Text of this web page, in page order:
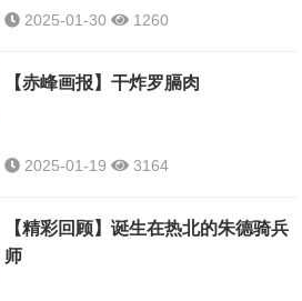
2025-01-30 1260
【赤峰画报】干炸罗膈肉
2025-01-19 3164
【精彩回顾】诞生在热北的朱德骑兵
师